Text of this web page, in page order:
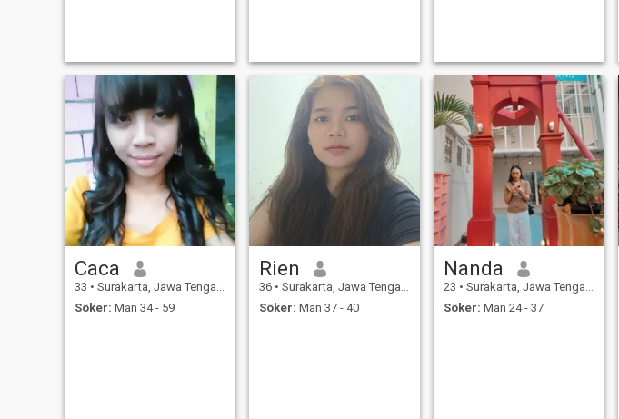
Caca
33 • Surakarta, Jawa Tengah, Indonesien
Söker: Man 34 - 59
Rien
36 • Surakarta, Jawa Tengah, Indonesien
Söker: Man 37 - 40
Nanda
23 • Surakarta, Jawa Tengah, Indonesien
Söker: Man 24 - 37